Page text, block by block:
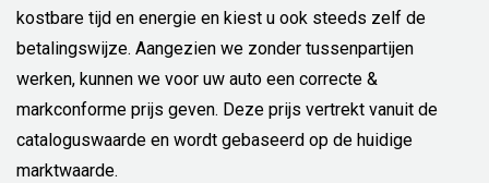
kostbare tijd en energie en kiest u ook steeds zelf de
betalingswijze. Aangezien we zonder tussenpartijen
werken, kunnen we voor uw auto een correcte &
markconforme prijs geven. Deze prijs vertrekt vanuit de
cataloguswaarde en wordt gebaseerd op de huidige
marktwaarde.